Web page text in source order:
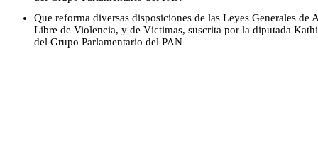
Que reforma diversas disposiciones de las Leyes Generales de
Libre de Violencia, y de Víctimas, suscrita por la diputada
del Grupo Parlamentario del PAN